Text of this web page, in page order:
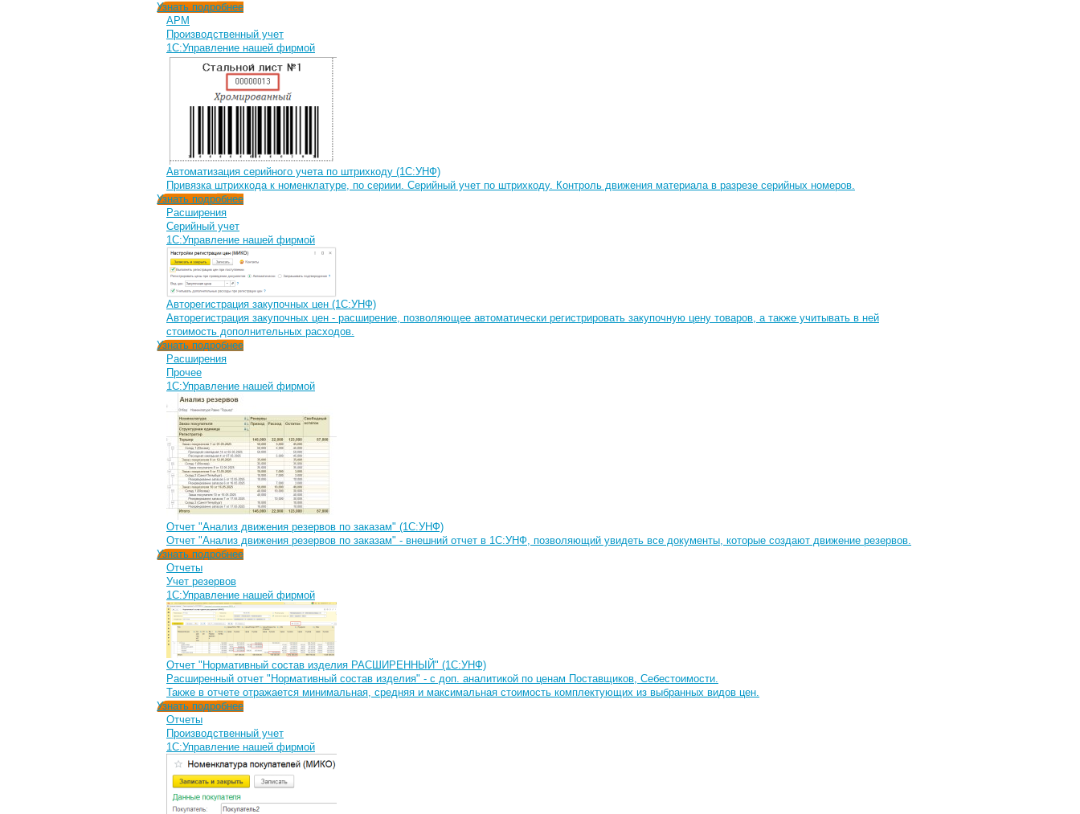
Узнать подробнее
АРМ
Производственный учет
1С:Управление нашей фирмой
Автоматизация серийного учета по штрихкоду (1С:УНФ)
Привязка штрихкода к номенклатуре, по сериии. Серийный учет по штрихкоду. Контроль движения материала в разрезе серийных номеров.
Узнать подробнее
Расширения
Серийный учет
1С:Управление нашей фирмой
Авторегистрация закупочных цен (1С:УНФ)
Авторегистрация закупочных цен - расширение, позволяющее автоматически регистрировать закупочную цену товаров, а также учитывать в ней
стоимость дополнительных расходов.
Узнать подробнее
Расширения
Прочее
1С:Управление нашей фирмой
Отчет "Анализ движения резервов по заказам" (1С:УНФ)
Отчет "Анализ движения резервов по заказам" - внешний отчет в 1С:УНФ, позволяющий увидеть все документы, которые создают движение резервов.
Узнать подробнее
Отчеты
Учет резервов
1С:Управление нашей фирмой
Отчет "Нормативный состав изделия РАСШИРЕННЫЙ" (1С:УНФ)
Расширенный отчет "Нормативный состав изделия" - с доп. аналитикой по ценам Поставщиков, Себестоимости.
Также в отчете отражается минимальная, средняя и максимальная стоимость комплектующих из выбранных видов цен.
Узнать подробнее
Отчеты
Производственный учет
1С:Управление нашей фирмой